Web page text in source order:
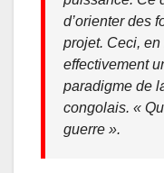
d’orienter des
projet. Ceci,
effectivement
paradigme de
congolais. «
guerre ».